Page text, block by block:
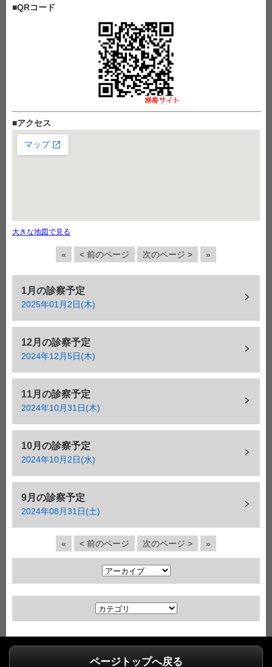
■QRコード
■アクセス
大きな地図で見る
« < 前のページ 次のページ > »
1月の診察予定
2025年01月2日(木)
12月の診察予定
2024年12月5日(木)
11月の診察予定
2024年10月31日(木)
10月の診察予定
2024年10月2日(水)
9月の診察予定
2024年08月31日(土)
« < 前のページ 次のページ > »
ア
ー
カ
イ
ブ
カ
テ
ゴ
リ
ー
ページトップへ戻る